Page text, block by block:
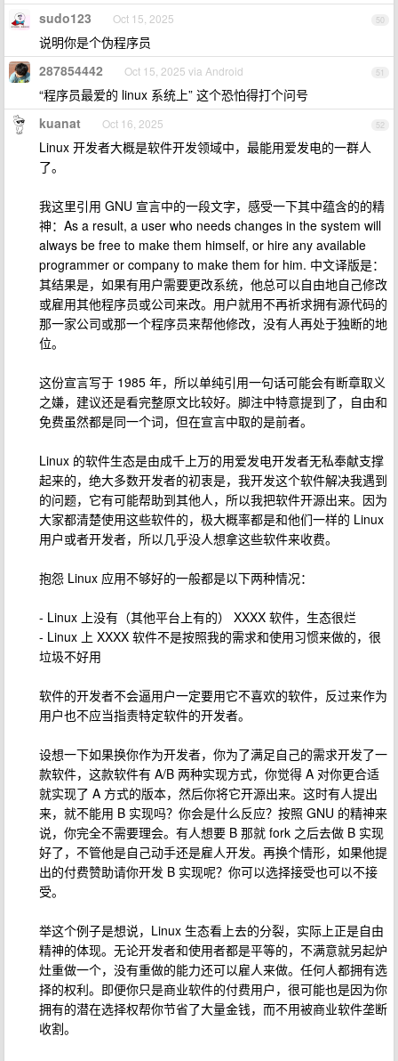
50
sudo123 Oct 15, 2025
说明你是个伪程序员
51
287854442 Oct 15, 2025 via Android
“程序员最爱的 linux 系统上” 这个恐怕得打个问号
52
kuanat Oct 16, 2025
Linux 开发者大概是软件开发领域中，最能用爱发电的一群人
了。
我这里引用 GNU 宣言中的一段文字，感受一下其中蕴含的的精
神：As a result, a user who needs changes in the system will
always be free to make them himself, or hire any available
programmer or company to make them for him. 中文译版是：
其结果是，如果有用户需要更改系统，他总可以自由地自己修改
或雇用其他程序员或公司来改。用户就用不再祈求拥有源代码的
那一家公司或那一个程序员来帮他修改，没有人再处于独断的地
位。
这份宣言写于 1985 年，所以单纯引用一句话可能会有断章取义
之嫌，建议还是看完整原文比较好。脚注中特意提到了，自由和
免费虽然都是同一个词，但在宣言中取的是前者。
Linux 的软件生态是由成千上万的用爱发电开发者无私奉献支撑
起来的，绝大多数开发者的初衷是，我开发这个软件解决我遇到
的问题，它有可能帮助到其他人，所以我把软件开源出来。因为
大家都清楚使用这些软件的，极大概率都是和他们一样的 Linux
用户或者开发者，所以几乎没人想拿这些软件来收费。
抱怨 Linux 应用不够好的一般都是以下两种情况：
- Linux 上没有（其他平台上有的） XXXX 软件，生态很烂
- Linux 上 XXXX 软件不是按照我的需求和使用习惯来做的，很
垃圾不好用
软件的开发者不会逼用户一定要用它不喜欢的软件，反过来作为
用户也不应当指责特定软件的开发者。
设想一下如果换你作为开发者，你为了满足自己的需求开发了一
款软件，这款软件有 A/B 两种实现方式，你觉得 A 对你更合适
就实现了 A 方式的版本，然后你将它开源出来。这时有人提出
来，就不能用 B 实现吗？你会是什么反应？按照 GNU 的精神来
说，你完全不需要理会。有人想要 B 那就 fork 之后去做 B 实现
好了，不管他是自己动手还是雇人开发。再换个情形，如果他提
出的付费赞助请你开发 B 实现呢？你可以选择接受也可以不接
受。
举这个例子是想说，Linux 生态看上去的分裂，实际上正是自由
精神的体现。无论开发者和使用者都是平等的，不满意就另起炉
灶重做一个，没有重做的能力还可以雇人来做。任何人都拥有选
择的权利。即便你只是商业软件的付费用户，很可能也是因为你
拥有的潜在选择权帮你节省了大量金钱，而不用被商业软件垄断
收割。